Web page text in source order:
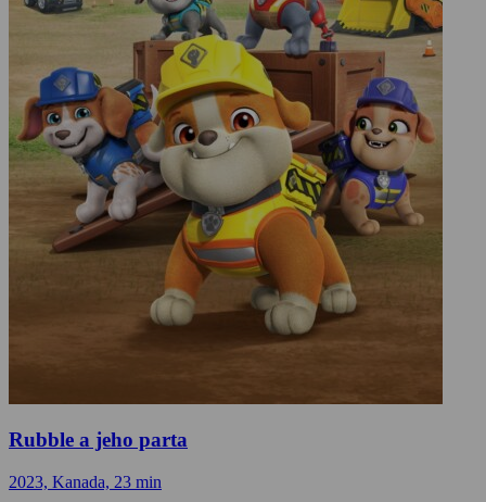
Rubble a jeho parta
2023, Kanada, 23 min